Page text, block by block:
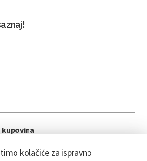
kolačiće za ispravno
kupovina
redu